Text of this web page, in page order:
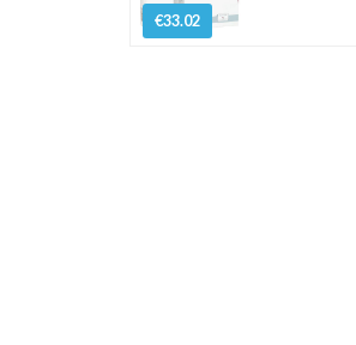
€33.02